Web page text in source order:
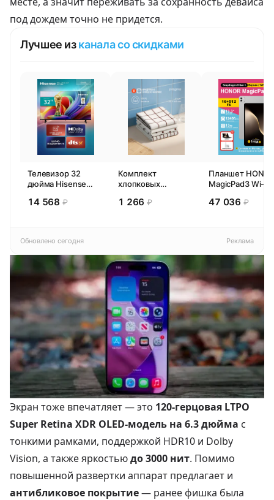
под дождем точно не придется.
Лучшее изканала со скидками
Телевизор 32
дюйма Hisense
Смарт ТВ HD
14 568 ₽
Комплект
хлопковых
полотенец 4 шт,
1 266₽
Планшет
MagicPad3 Wi-Fi,
Snapdragon 8,
47 036 ₽
Обновлено сегодня Реклама
Экран тоже впечатляет — это 120-герцовая LTPO
Super Retina XDR OLED-модель на 6.3 дюйма с
тонкими рамками, поддержкой HDR10 и Dolby
Vision, а также яркостьюдо 3000 нит. Помимо
повышенной развертки аппарат предлагает и
антибликовое покрытие— ранее фишка была